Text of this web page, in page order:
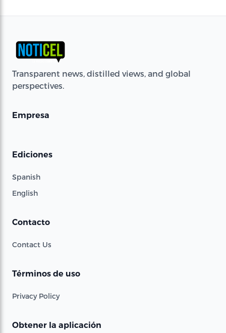
Transparent news, distilled views, and global
perspectives.
Empresa
Ediciones
Spanish
English
Contacto
Contact Us
Términos de uso
Privacy Policy
Obtener la aplicación